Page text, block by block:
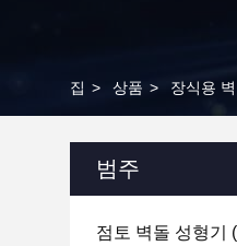
집 > 상품 > 장식용
범주
점토 벽돌 성형기